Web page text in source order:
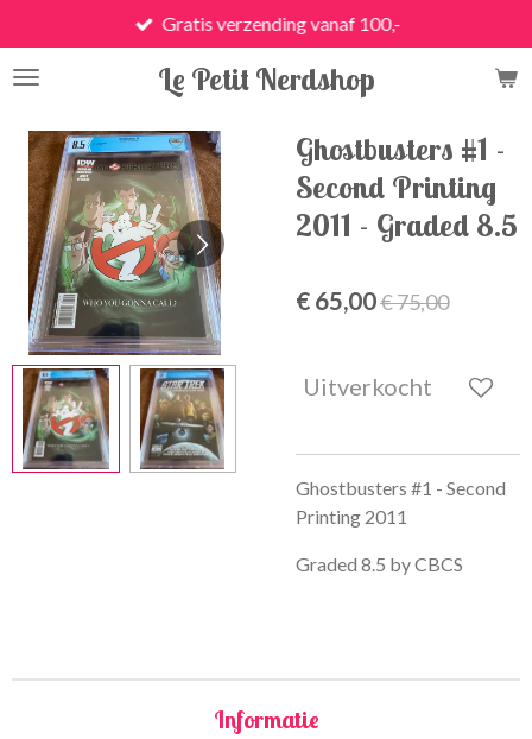
direct
naar
hoofdinhoud
Le Petit Nerdshop
Gratis verzending vanaf 100,-
Ghostbusters #1 -
Second Printing
2011 - Graded 8.5
€ 65,00€ 75,00
Uitverkocht
Ghostbusters #1 - Second
Printing 2011
Graded 8.5 by CBCS
Informatie